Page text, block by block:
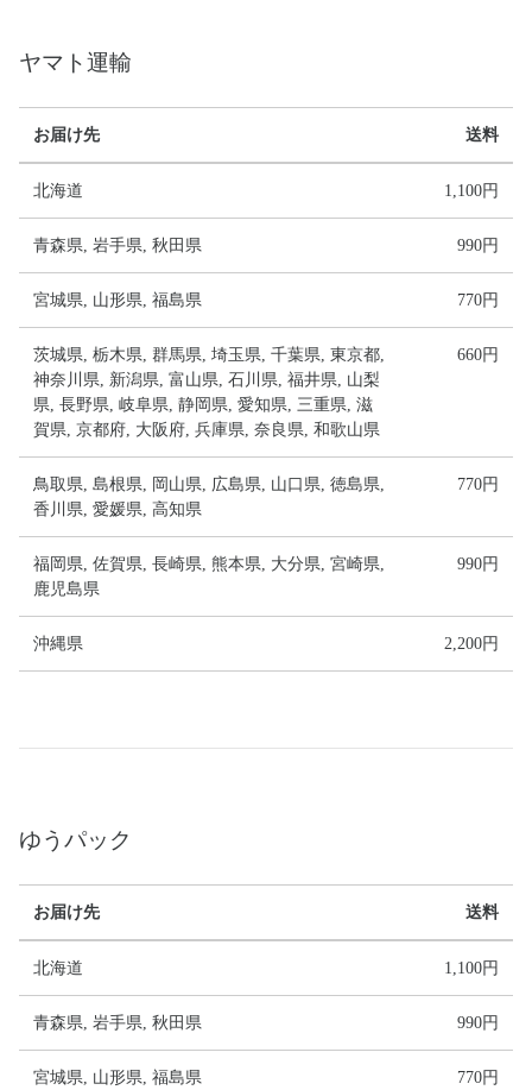
ヤマト運輸
お届け先 送料
北海道 1,100円
青森県, 岩手県, 秋田県 990円
宮城県, 山形県, 福島県 770円
茨城県, 栃木県, 群馬県, 埼玉県, 千葉県, 東京都,
神奈川県, 新潟県, 富山県, 石川県, 福井県, 山梨
県, 長野県, 岐阜県, 静岡県, 愛知県, 三重県, 滋
賀県, 京都府, 大阪府, 兵庫県, 奈良県, 和歌山県
660円
鳥取県, 島根県, 岡山県, 広島県, 山口県, 徳島県,
香川県, 愛媛県, 高知県
770円
福岡県, 佐賀県, 長崎県, 熊本県, 大分県, 宮崎県,
鹿児島県
990円
沖縄県 2,200円
ゆうパック
お届け先 送料
北海道 1,100円
青森県, 岩手県, 秋田県 990円
宮城県, 山形県, 福島県 770円